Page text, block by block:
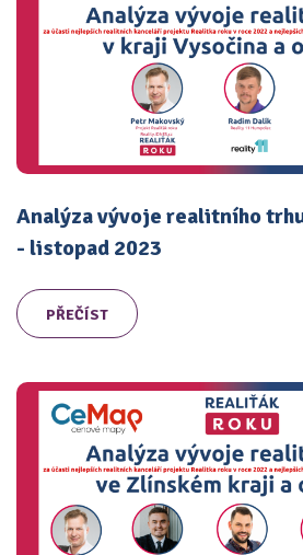
Analýza vývoje realitního
- listopad 2023
PŘEČÍST